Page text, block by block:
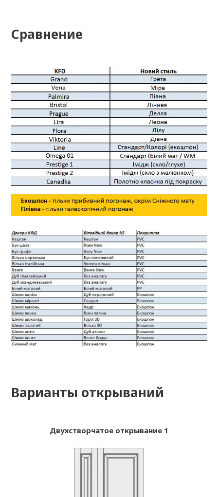
Сравнение
Варианты открываний
Двухстворчатое открывание 1